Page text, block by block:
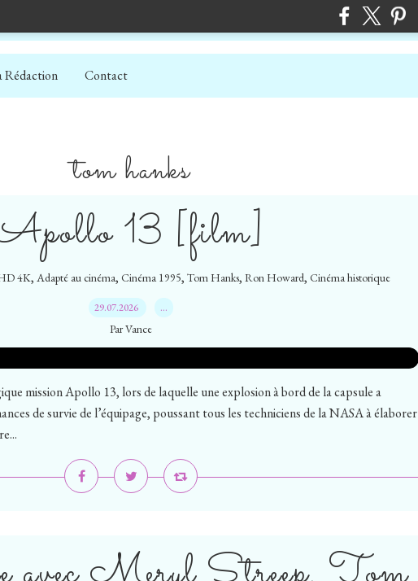
Rédaction Contact
tom hanks
13 [film]
4K, Adapté au cinéma, Cinéma 1995, Tom Hanks, Ron Howard, Cinéma historique
29.07.2026 …
Par Vance
mission Apollo 13, lors de laquelle une explosion à bord de la capsule a
de survie de l’équipage, poussant tous les techniciens de la NASA à élaborer